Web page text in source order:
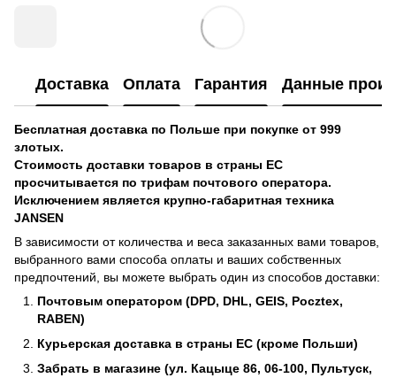
Доставка Оплата Гарантия Данные
Бесплатная доставка по Польше при покупке от 999
злотых.
Стоимость доставки товаров в страны ЕС
просчитывается по трифам почтового оператора.
Исключением является крупно-габаритная техника
JANSEN
В зависимости от количества и веса заказанных вами товаров,
выбранного вами способа оплаты и ваших собственных
предпочтений, вы можете выбрать один из способов доставки:
Почтовым оператором (DPD, DHL, GEIS, Pocztex,
RABEN)
Курьерская доставка в страны ЕС (кроме Польши)
Забрать в магазине (ул. Кацыце 86, 06-100, Пультуск,